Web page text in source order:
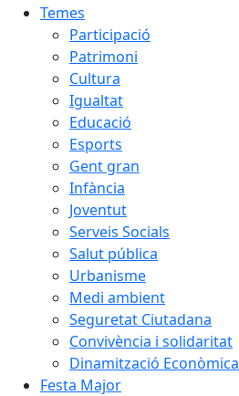
Temes
Participació
Patrimoni
Cultura
Igualtat
Educació
Esports
Gent gran
Infància
Joventut
Serveis Socials
Salut pública
Urbanisme
Medi ambient
Seguretat Ciutadana
Convivència i solidaritat
Dinamització Econòmica
Festa Major